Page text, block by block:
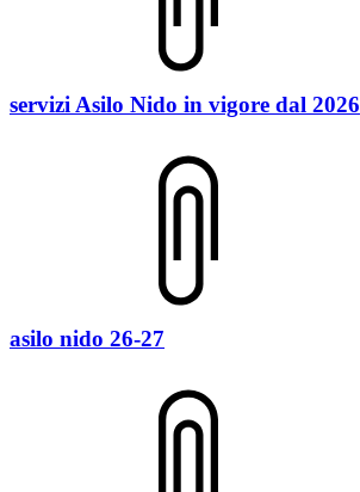
servizi Asilo Nido in vigore dal 2026
asilo nido 26-27